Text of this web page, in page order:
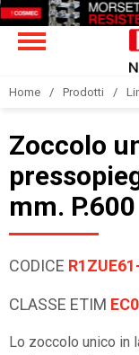
Home Prodotti
Zoccolo
mm.
CODICE
CLASSE ETIM
Lo zoccolo unico in